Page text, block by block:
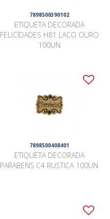
7898500390102
ETIQUETA DECORADA
FELICIDADES H81 LACO OURO
100UN
7898500408401
ETIQUETA DECORADA
PARABENS C4 RUSTICA 100UN